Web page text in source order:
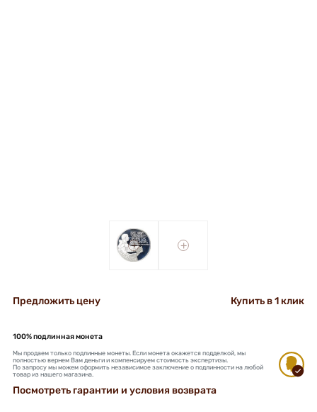
+ +
Предложить цену Купить в 1 клик
100% подлинная монета
Мы продаем только подлинные монеты. Если монета окажется подделкой, мы
полностью вернем Вам деньги и компенсируем стоимость экспертизы.
По запросу мы можем оформить независимое заключение о подлинности на любой
товар из нашего магазина.
Посмотреть гарантии и условия возврата